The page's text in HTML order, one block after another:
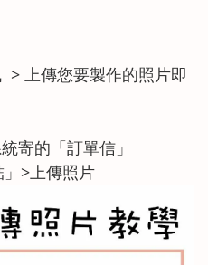
> 上傳您要製作的照片即
寄的「訂單信」
>上傳照片